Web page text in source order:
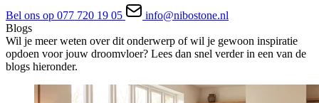
Bel ons op 077 720 19 05
info@nibostone.nl
Blogs
Wil je meer weten over dit onderwerp of wil je gewoon inspiratie
opdoen voor jouw droomvloer? Lees dan snel verder in een van de
blogs hieronder.